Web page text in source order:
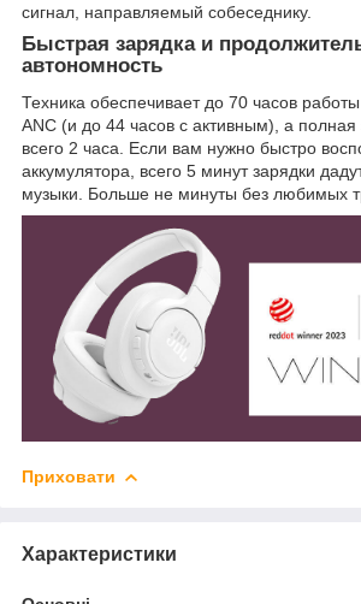
сигнал, направляемый собеседнику.
Быстрая зарядка и
автономность
Техника обеспечивает до 70 часов
ANC (и до 44 часов с активным), а полная
всего 2 часа. Если вам нужно быстро
аккумулятора, всего 5 минут зарядки
музыки. Больше не минуты без любимых
Приховати
Характеристики